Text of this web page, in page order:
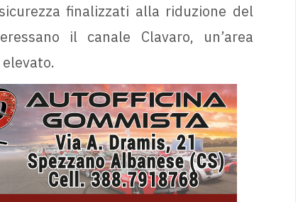
finalizzati alla riduzione del
il canale Clavaro, un’area